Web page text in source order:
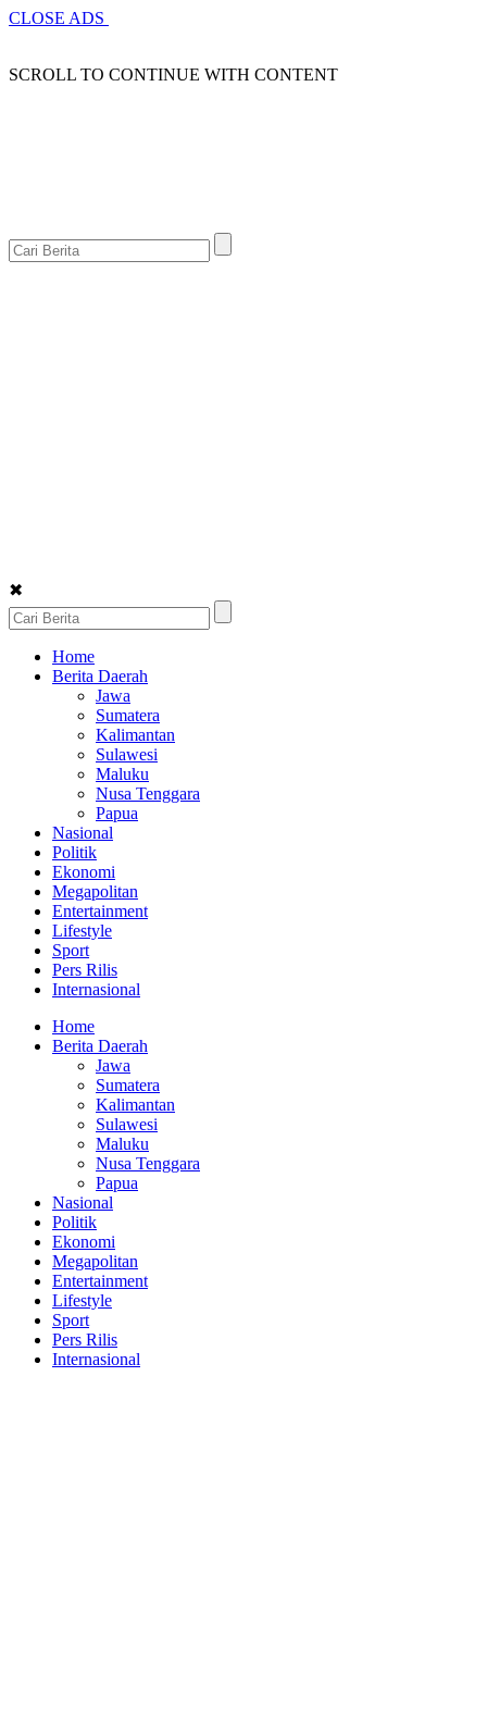
CLOSE ADS
SCROLL TO CONTINUE WITH CONTENT
✖
Home
Berita Daerah
Jawa
Sumatera
Kalimantan
Sulawesi
Maluku
Nusa Tenggara
Papua
Nasional
Politik
Ekonomi
Megapolitan
Entertainment
Lifestyle
Sport
Pers Rilis
Internasional
Home
Berita Daerah
Jawa
Sumatera
Kalimantan
Sulawesi
Maluku
Nusa Tenggara
Papua
Nasional
Politik
Ekonomi
Megapolitan
Entertainment
Lifestyle
Sport
Pers Rilis
Internasional